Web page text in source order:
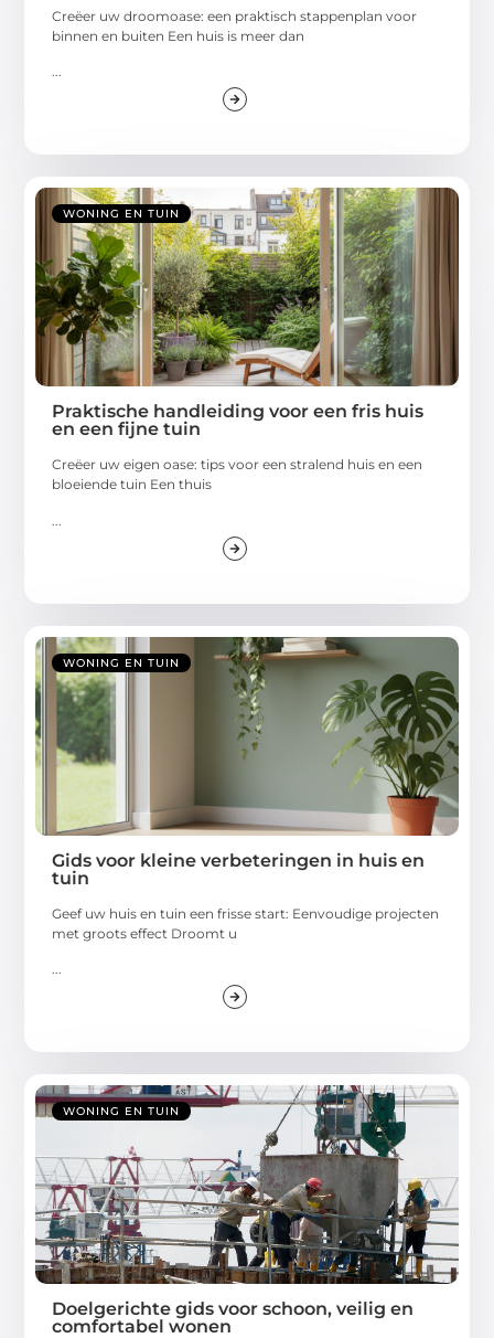
Creëer uw droomoase: een praktisch stappenplan voor
binnen en buiten Een huis is meer dan
...
WONING EN TUIN
Praktische handleiding voor een fris huis
en een fijne tuin
Creëer uw eigen oase: tips voor een stralend huis en een
bloeiende tuin Een thuis
WONING EN TUIN
Gids voor kleine verbeteringen in huis en
tuin
Geef uw huis en tuin een frisse start: Eenvoudige projecten
met groots effect Droomt u
WONING EN TUIN
Doelgerichte gids voor schoon, veilig en
comfortabel wonen